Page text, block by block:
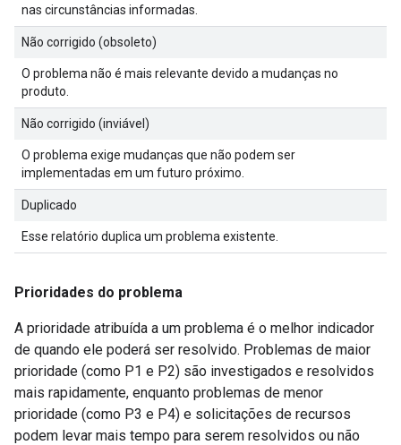
nas circunstâncias informadas.
Não corrigido (obsoleto)
O problema não é mais relevante devido a mudanças no
produto.
Não corrigido (inviável)
O problema exige mudanças que não podem ser
implementadas em um futuro próximo.
Duplicado
Esse relatório duplica um problema existente.
Prioridades do problema
A prioridade atribuída a um problema é o melhor indicador
de quando ele poderá ser resolvido. Problemas de maior
prioridade (como P1 e P2) são investigados e resolvidos
mais rapidamente, enquanto problemas de menor
prioridade (como P3 e P4) e solicitações de recursos
podem levar mais tempo para serem resolvidos ou não